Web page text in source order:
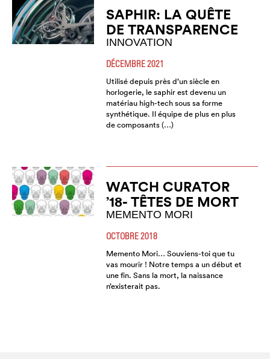
SAPHIR: LA QUÊTE
DE TRANSPARENCE
INNOVATION
DÉCEMBRE 2021
Utilisé depuis près d’un siècle en
horlogerie, le saphir est devenu un
matériau high-tech sous sa forme
synthétique. Il équipe de plus en plus
de composants (…)
WATCH CURATOR
’18- TÊTES DE MORT
MEMENTO MORI
OCTOBRE 2018
Memento Mori… Souviens-toi que tu
vas mourir ! Notre temps a un début et
une fin. Sans la mort, la naissance
n’existerait pas.